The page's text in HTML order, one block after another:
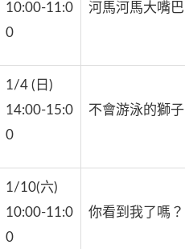
10:00-11:0
0
河馬河馬大嘴巴
1/4 (日)
14:00-15:0
0
不會游泳的獅子
1/10(六)
10:00-11:0
0
你看到我了嗎？